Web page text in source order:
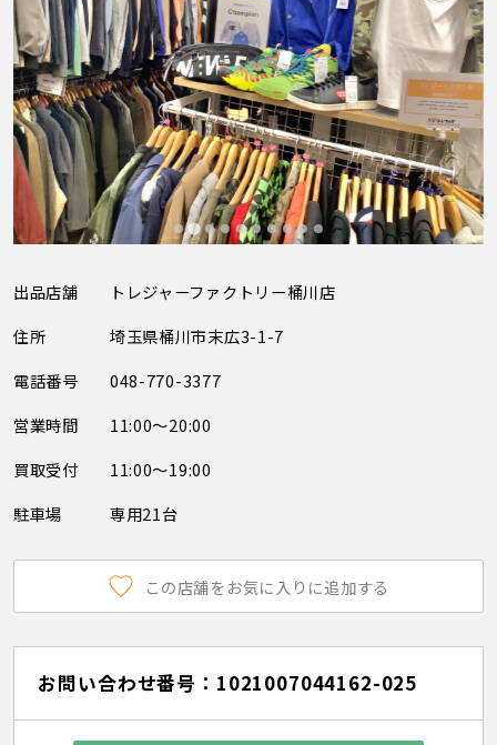
出品店舗
トレジャーファクトリー桶川店
住所
埼玉県桶川市末広3-1-7
電話番号
048-770-3377
営業時間
11:00～20:00
買取受付
11:00～19:00
駐車場
専用21台
この店舗をお気に入りに追加する
お問い合わせ番号：1021007044162-025